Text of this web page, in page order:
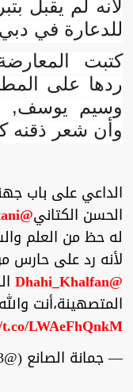
لأنه لم يقبل
للدعارة في دبي
كتبت
ردها على
وسيم يوسف,
وأن شعر ذقنه
الداعي على باب
الحسن الكتاني@hassan_kettani
له حظ من العلم
لأنه رد على حارس
@Dhahi_Khalfan
المتصهينة،أنت
LWAeFhQnkM
— جمانة الصانع (@jomanasane3)